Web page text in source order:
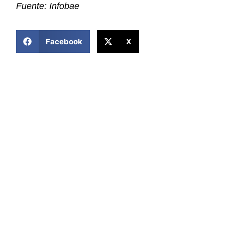
Fuente: Infobae
Facebook X